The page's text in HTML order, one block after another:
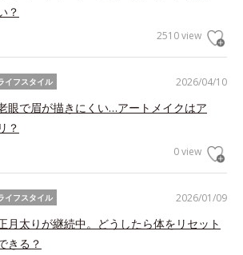
？
2510 view
2026/04/10
イフスタイル
眼で眉が描きにくい…アートメイクはア
リ？
0 view
2026/01/09
イフスタイル
月太りが継続中。どうしたら体をリセット
きる？